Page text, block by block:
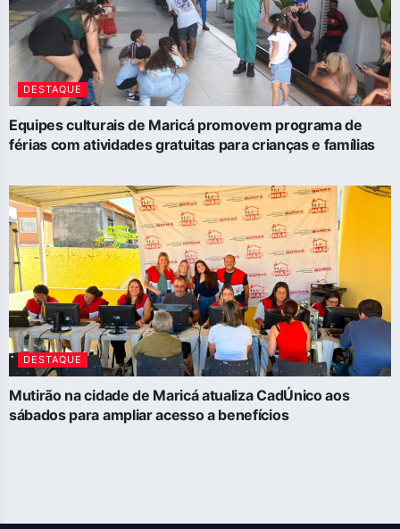
DESTAQUE
Equipes culturais de Maricá promovem programa de
férias com atividades gratuitas para crianças e famílias
DESTAQUE
Mutirão na cidade de Maricá atualiza CadÚnico aos
sábados para ampliar acesso a benefícios